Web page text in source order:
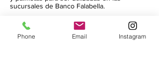
sucursales de Banco Falabella.
Phone Email Instagram